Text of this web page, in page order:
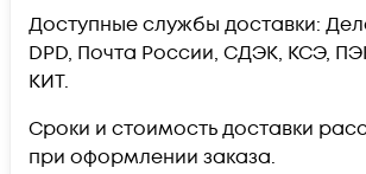
Доступные службы доставки:
DPD, Почта России, СДЭК, КСЭ,
КИТ.
Сроки и стоимость доставки
при оформлении заказа.